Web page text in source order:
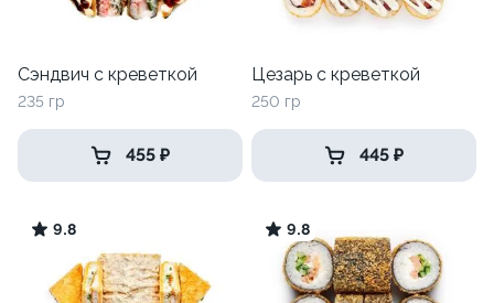
Сэндвич с креветкой
235 гр
455 ₽
Цезарь с креветкой
250 гр
445 ₽
9.8 9.8